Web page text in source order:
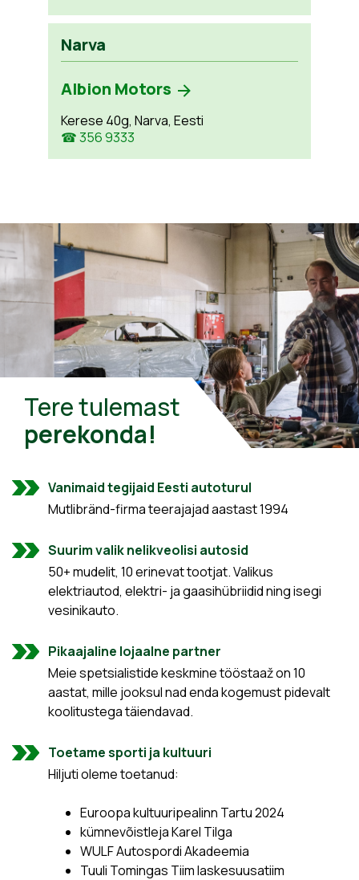
Narva
Albion Motors
Kerese 40g, Narva, Eesti
☎ 356 9333
Tere tulemast
perekonda!
Vanimaid tegijaid Eesti autoturul
Mutlibränd-firma teerajajad aastast 1994
Suurim valik nelikveolisi autosid
50+ mudelit, 10 erinevat tootjat. Valikus
elektriautod, elektri- ja gaasihübriidid ning isegi
vesinikauto.
Pikaajaline lojaalne partner
Meie spetsialistide keskmine tööstaaž on 10
aastat, mille jooksul nad enda kogemust pidevalt
koolitustega täiendavad.
Toetame sporti ja kultuuri
Hiljuti oleme toetanud:
Euroopa kultuuripealinn Tartu 2024
kümnevõistleja Karel Tilga
WULF Autospordi Akadeemia
Tuuli Tomingas Tiim laskesuusatiim